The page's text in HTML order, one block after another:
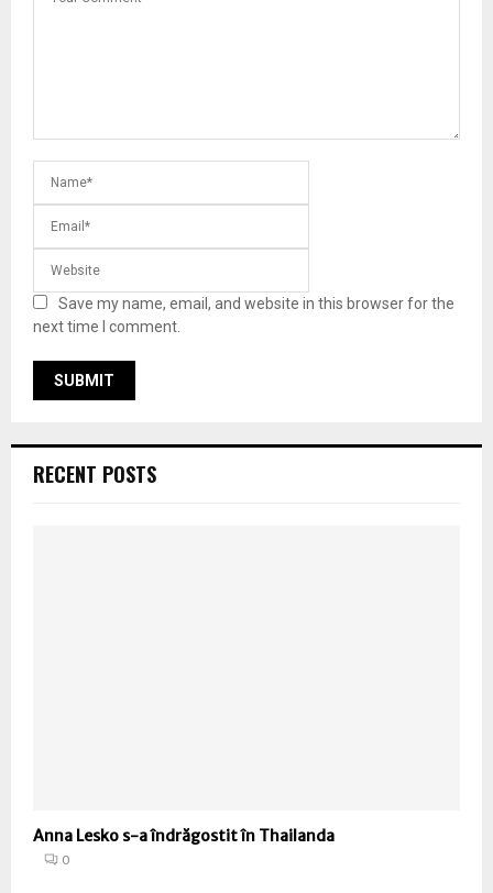
Save my name, email, and website in this browser for the
next time I comment.
RECENT POSTS
Anna Lesko s-a îndrăgostit în Thailanda
0